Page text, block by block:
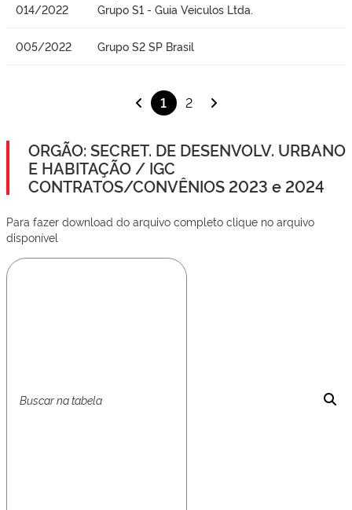
014/2022
Grupo S1 - Guia Veiculos Ltda.
005/2022 Grupo S2 SP Brasil
1 2
ORGÃO: SECRET. DE DESENVOLV. URBANO
E HABITAÇÃO / IGC
CONTRATOS/CONVÊNIOS 2023 e 2024
Para fazer download do arquivo completo clique no arquivo
disponível